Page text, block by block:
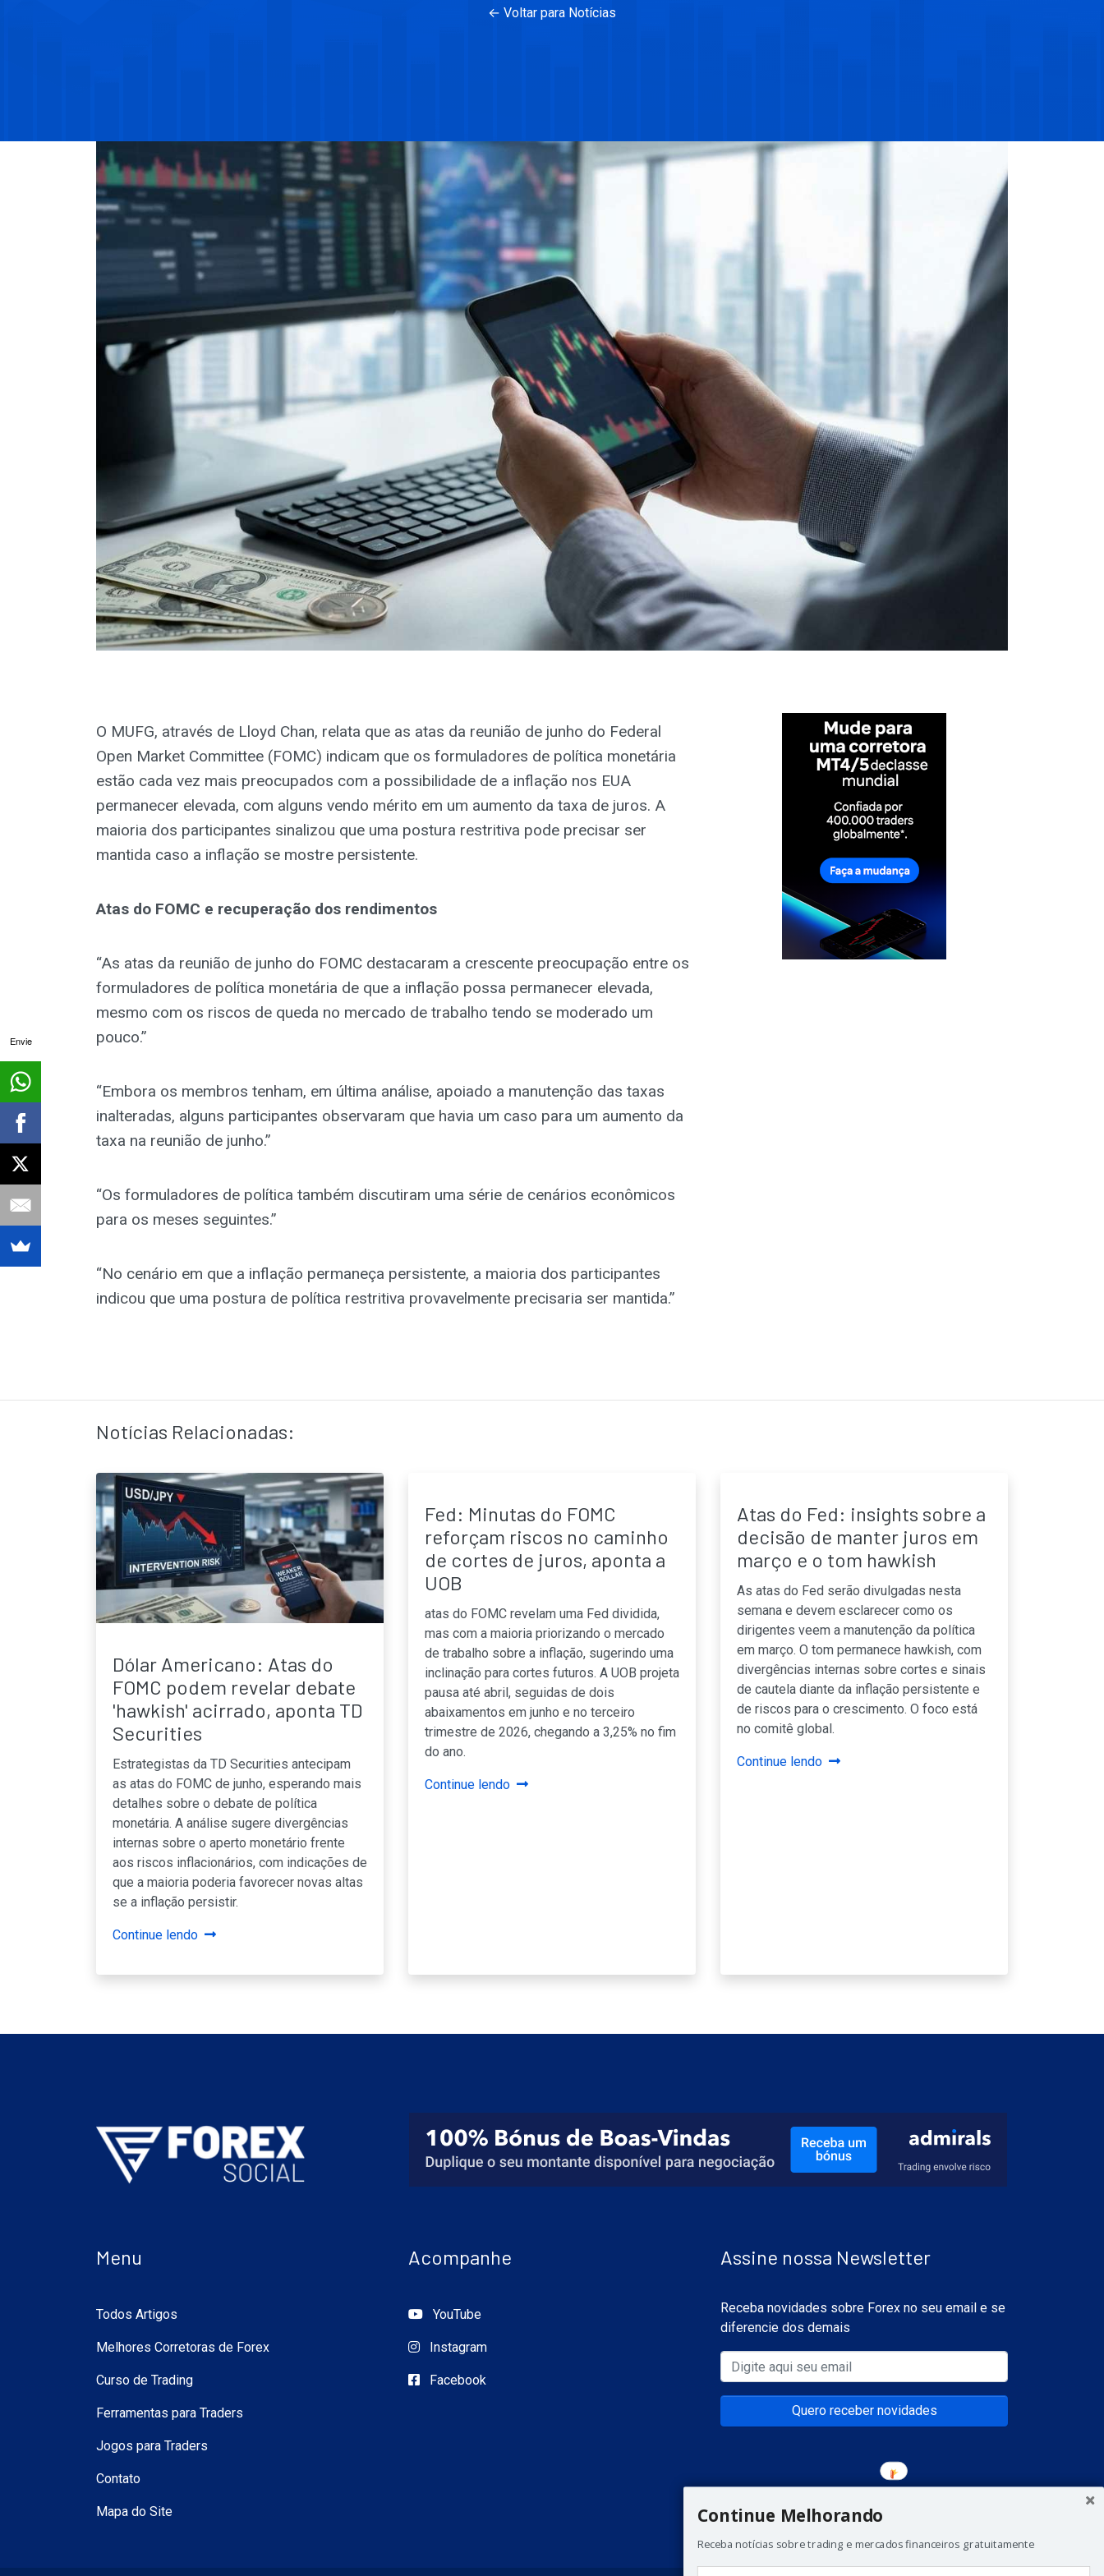
← Voltar para Notícias
O MUFG, através de Lloyd Chan, relata que as atas da reunião de junho do Federal
Open Market Committee (FOMC) indicam que os formuladores de política monetária
estão cada vez mais preocupados com a possibilidade de a inflação nos EUA
permanecer elevada, com alguns vendo mérito em um aumento da taxa de juros. A
maioria dos participantes sinalizou que uma postura restritiva pode precisar ser
mantida caso a inflação se mostre persistente.
Atas do FOMC e recuperação dos rendimentos
“As atas da reunião de junho do FOMC destacaram a crescente preocupação entre os
formuladores de política monetária de que a inflação possa permanecer elevada,
mesmo com os riscos de queda no mercado de trabalho tendo se moderado um
pouco.”
“Embora os membros tenham, em última análise, apoiado a manutenção das taxas
inalteradas, alguns participantes observaram que havia um caso para um aumento da
taxa na reunião de junho.”
“Os formuladores de política também discutiram uma série de cenários econômicos
para os meses seguintes.”
“No cenário em que a inflação permaneça persistente, a maioria dos participantes
indicou que uma postura de política restritiva provavelmente precisaria ser mantida.”
Notícias Relacionadas:
Dólar Americano: Atas do
FOMC podem revelar debate
'hawkish' acirrado, aponta TD
Securities
Estrategistas da TD Securities antecipam
as atas do FOMC de junho, esperando mais
detalhes sobre o debate de política
monetária. A análise sugere divergências
internas sobre o aperto monetário frente
aos riscos inflacionários, com indicações de
que a maioria poderia favorecer novas altas
se a inflação persistir.
Continue lendo
Fed: Minutas do FOMC
reforçam riscos no caminho
de cortes de juros, aponta a
UOB
atas do FOMC revelam uma Fed dividida,
mas com a maioria priorizando o mercado
de trabalho sobre a inflação, sugerindo uma
inclinação para cortes futuros. A UOB projeta
pausa até abril, seguidas de dois
abaixamentos em junho e no terceiro
trimestre de 2026, chegando a 3,25% no fim
do ano.
Continue lendo
Atas do Fed: insights sobre a
decisão de manter juros em
março e o tom hawkish
As atas do Fed serão divulgadas nesta
semana e devem esclarecer como os
dirigentes veem a manutenção da política
em março. O tom permanece hawkish, com
divergências internas sobre cortes e sinais
de cautela diante da inflação persistente e
de riscos para o crescimento. O foco está
no comitê global.
Continue lendo
Menu
Todos Artigos
Melhores Corretoras de Forex
Curso de Trading
Ferramentas para Traders
Jogos para Traders
Contato
Mapa do Site
Acompanhe
YouTube
Instagram
Facebook
Assine nossa Newsletter
Receba novidades sobre Forex no seu email e se
diferencie dos demais
Quero receber novidades
Envie
Continue Melhorando
Receba notícias sobre trading e mercados financeiros gratuitamente